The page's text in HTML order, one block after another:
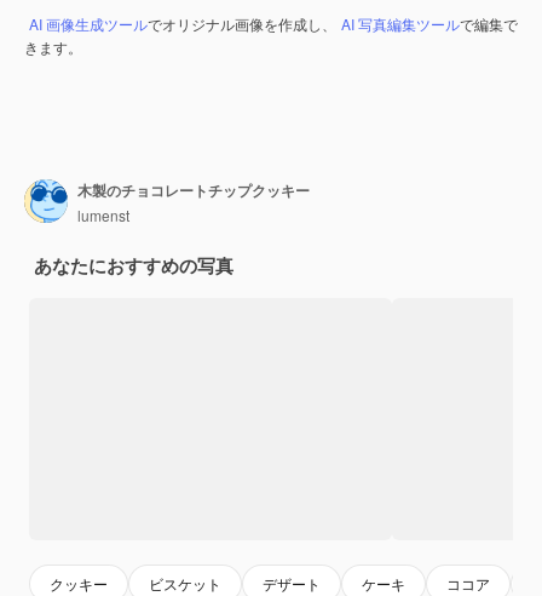
AI 画像生成ツールでオリジナル画像を作成し、 AI 写真編集ツールで編集で
きます。
木製のチョコレートチップクッキー
lumenst
あなたにおすすめの写真
クッキー ビスケット デザート ケーキ ココア